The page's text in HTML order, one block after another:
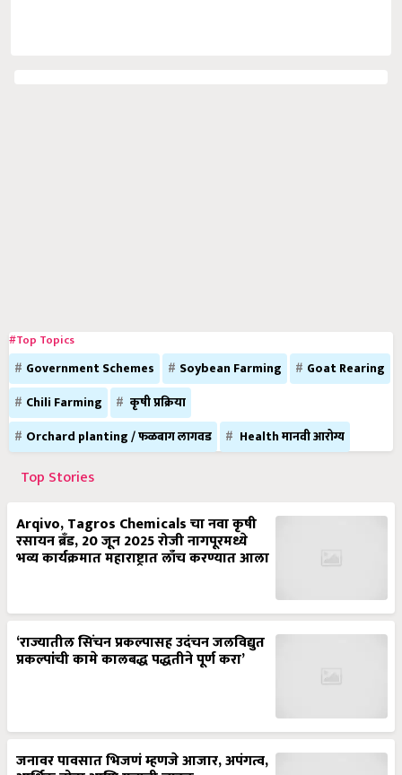
#Top Topics
Government Schemes Soybean Farming
Goat Rearing
Chili Farming
कृषी प्रक्रिया
Orchard planting / फळबाग लागवड
Health मानवी आरोग्य
Top Stories
Arqivo, Tagros Chemicals चा नवा कृषी
रसायन ब्रँड, 20 जून 2025 रोजी नागपूरमध्ये
भव्य कार्यक्रमात महाराष्ट्रात लाँच करण्यात आला
‘राज्यातील सिंचन प्रकल्पासह उदंचन जलविद्युत
प्रकल्पांची कामे कालबद्ध पद्धतीने पूर्ण करा’
जनावर पावसात भिजणं म्हणजे आजार, अपंगत्व,